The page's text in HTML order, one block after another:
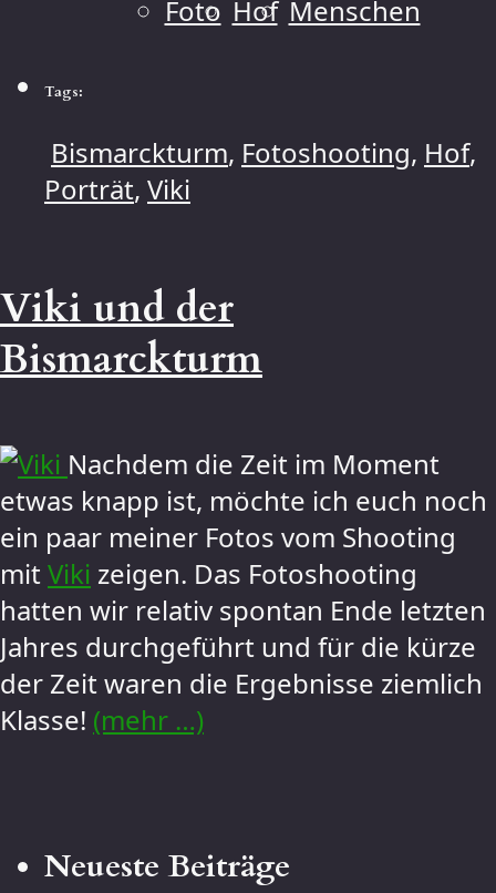
Foto Hof Menschen
Tags:
Bismarckturm, Fotoshooting, Hof,
Porträt, Viki
Viki und der
Bismarckturm
Nachdem die Zeit im Moment
etwas knapp ist, möchte ich euch noch
ein paar meiner Fotos vom Shooting
mitViki zeigen. Das Fotoshooting
hatten wir relativ spontan Ende letzten
Jahres durchgeführt und für die kürze
der Zeit waren die Ergebnisse ziemlich
Klasse! (mehr …)
Neueste Beiträge